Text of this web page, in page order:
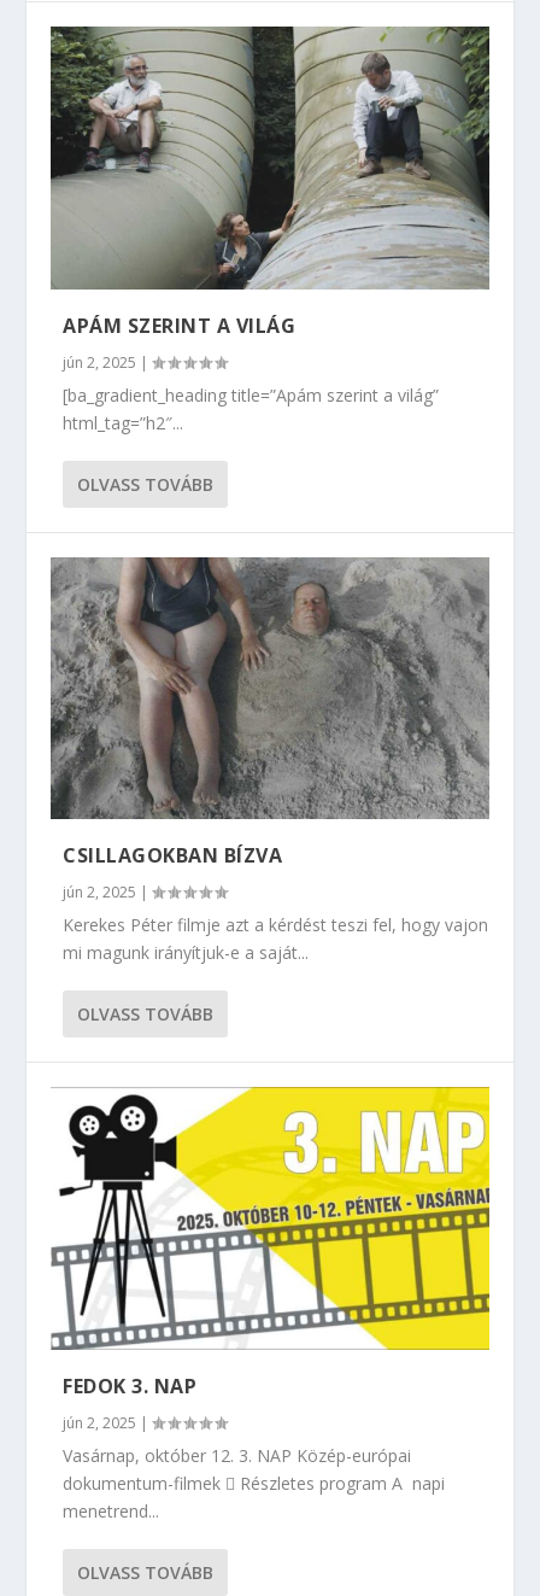
APÁM SZERINT A VILÁG
jún 2, 2025 |
[ba_gradient_heading title=”Apám szerint a világ”
html_tag=”h2″...
OLVASS TOVÁBB
CSILLAGOKBAN BÍZVA
jún 2, 2025 |
Kerekes Péter filmje azt a kérdést teszi fel, hogy vajon
mi magunk irányítjuk-e a saját...
OLVASS TOVÁBB
FEDOK 3. NAP
jún 2, 2025 |
Vasárnap, október 12. 3. NAP Közép-európai
dokumentum-filmek  Részletes program A napi
menetrend...
OLVASS TOVÁBB